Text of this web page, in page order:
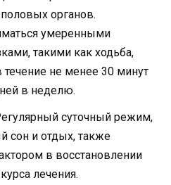
половых органов.
умеренными
такими как ходьба,
течение не менее 30 минут
в неделю.
суточный режим,
сон и отдых, также
в восстановлении
лечения.